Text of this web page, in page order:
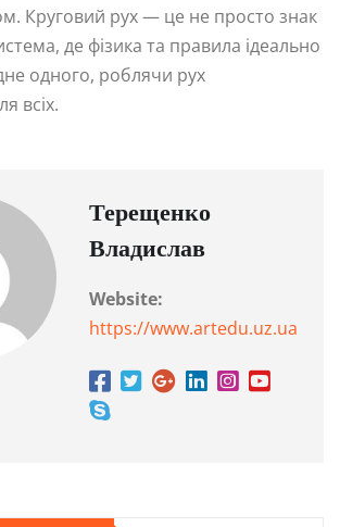
Круговий рух — це не просто знак
де фізика та правила ідеально
одного, роблячи рух
всіх.
Терещенко
Владислав
Website:
https://www.artedu.uz.ua